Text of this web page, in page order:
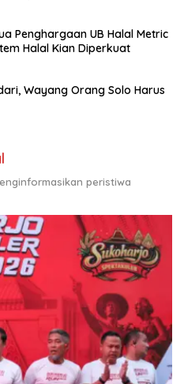
Penghargaan UB Halal Metric
Halal Kian Diperkuat
Wayang Orang Solo Harus
peristiwa